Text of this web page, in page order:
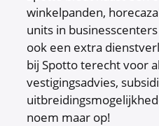
winkelpanden,
units in
ook een extra
bij Spotto terecht voor
vestigingsadvies,
noem maar op!